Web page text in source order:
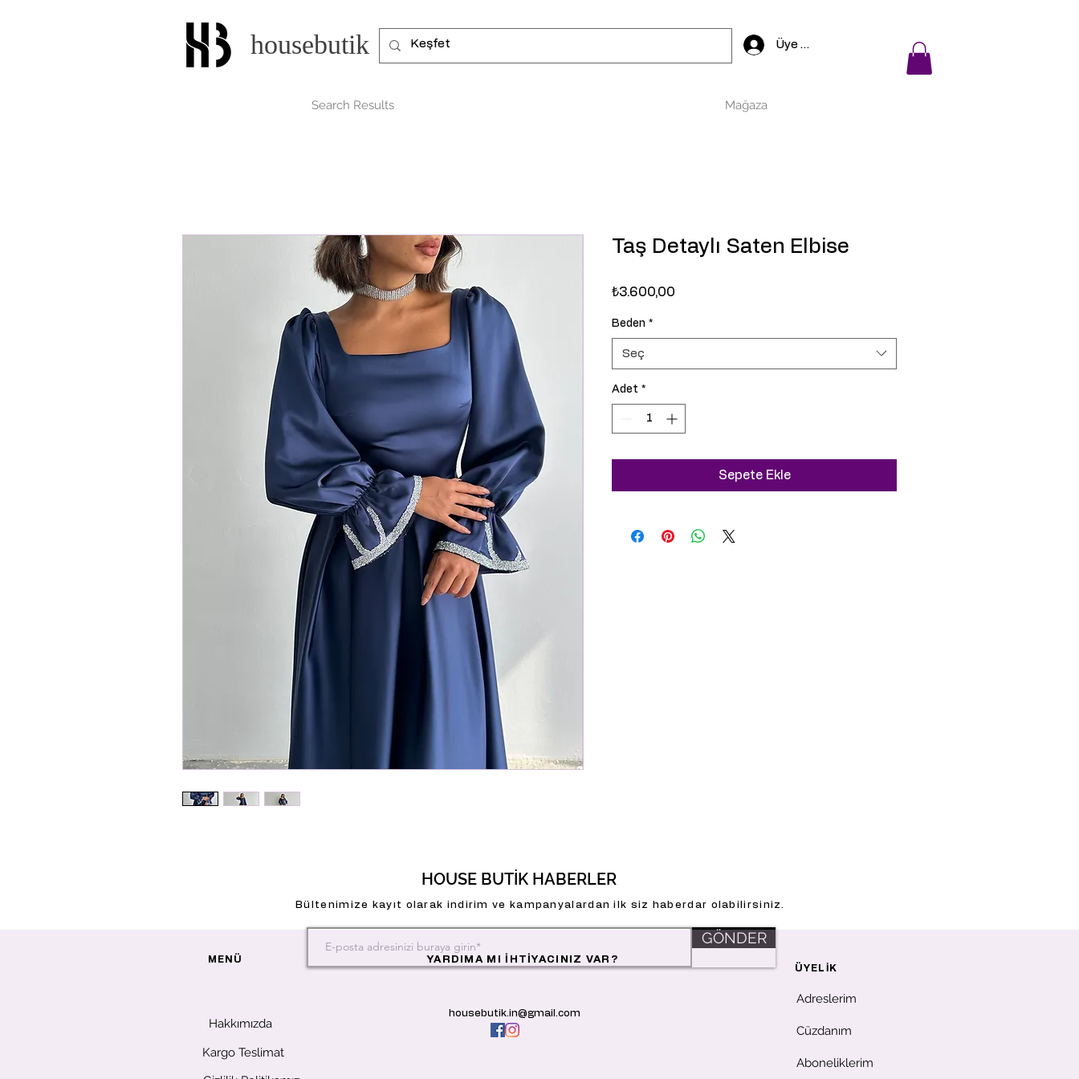
housebutik Üye Girişi
Search Results Mağaza
Taş Detaylı Saten Elbise
₺3.600,00
Beden *
Seç
Adet *
Sepete Ekle
HOUSE BUTİK HABERLER
Bültenimize kayıt olarak indirim ve kampanyalardan ilk siz haberdar olabilirsiniz.
GÖNDER
MENÜ
Hakkımızda
YARDIMA MI İHTİYACINIZ VAR?
housebutik.in@gmail.com
Kargo Teslimat
ÜYELİK
Adreslerim
Cüzdanım
Aboneliklerim